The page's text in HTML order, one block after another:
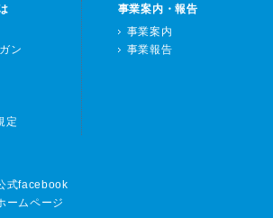
ン
定
事業案内・報告
事業案内
事業報告
式facebook
ームページ